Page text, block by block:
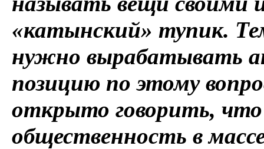
«катынский» тупик.
нужно вырабатывать
позицию по этому
открыто говорить,
общественность в